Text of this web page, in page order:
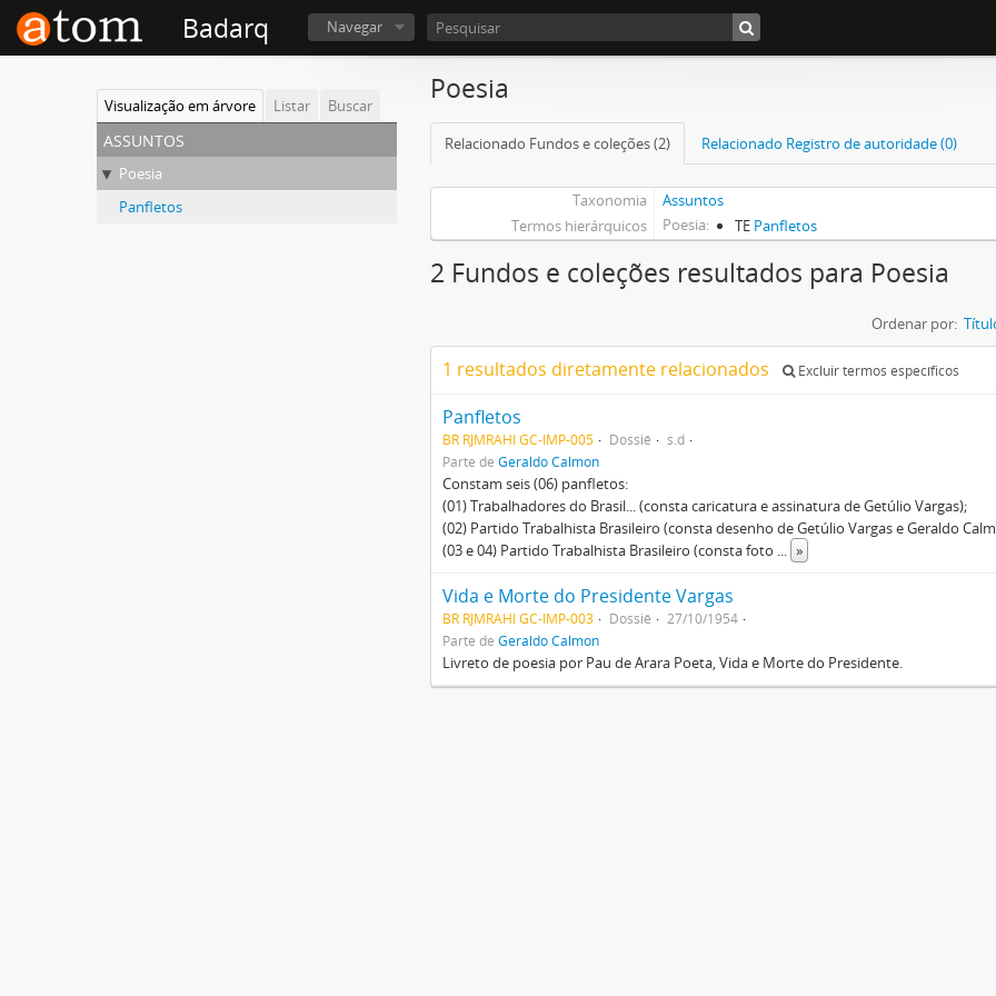
Badarq Navegar
Visualização em árvore Listar Buscar
assuntos
Poesia
Panfletos
Poesia
Relacionado Fundos e coleções (2) Relacionado Registro de autoridade (0)
Taxonomia
Assuntos
Termos hierárquicos
Poesia TE Panfletos
2 Fundos e coleções resultados para Poesia
Ordenar por:
1 resultados diretamente relacionados Excluir termos específicos
Panfletos
BR RJMRAHI GC-IMP-005 Dossiê
s.d
Parte de Geraldo Calmon
Constam seis (06) panfletos:
(01) Trabalhadores do Brasil... (consta caricatura e assinatura de Getúlio Vargas);
(02) Partido Trabalhista Brasileiro (consta desenho de Getúlio Vargas e Geraldo
(03 e 04) Partido Trabalhista Brasileiro (consta foto ... »
Vida e Morte do Presidente Vargas
BR RJMRAHI GC-IMP-003 Dossiê
27/10/1954
Parte de Geraldo Calmon
Livreto de poesia por Pau de Arara Poeta, Vida e Morte do Presidente.